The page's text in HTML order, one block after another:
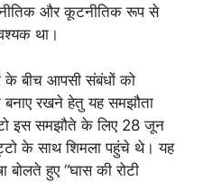
और कूटनीतिक रूप से
था।
के बीच आपसी संबंधों को
बनाए रखने हेतु यह समझौता
इस समझौते के लिए 28 जून
के साथ शिमला पहुंचे थे। यह
बोलते हुए “घास की रोटी